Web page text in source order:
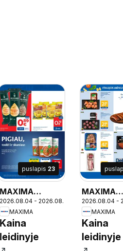
puslapis 23
MAXIMA
leidinys
2026.08.04 - 2026.08.10
MAXIMA
Kaina
leidinyje
MAXIMA
leidinys
2026.08.04 -
MAXIMA
Kaina
leidinyje